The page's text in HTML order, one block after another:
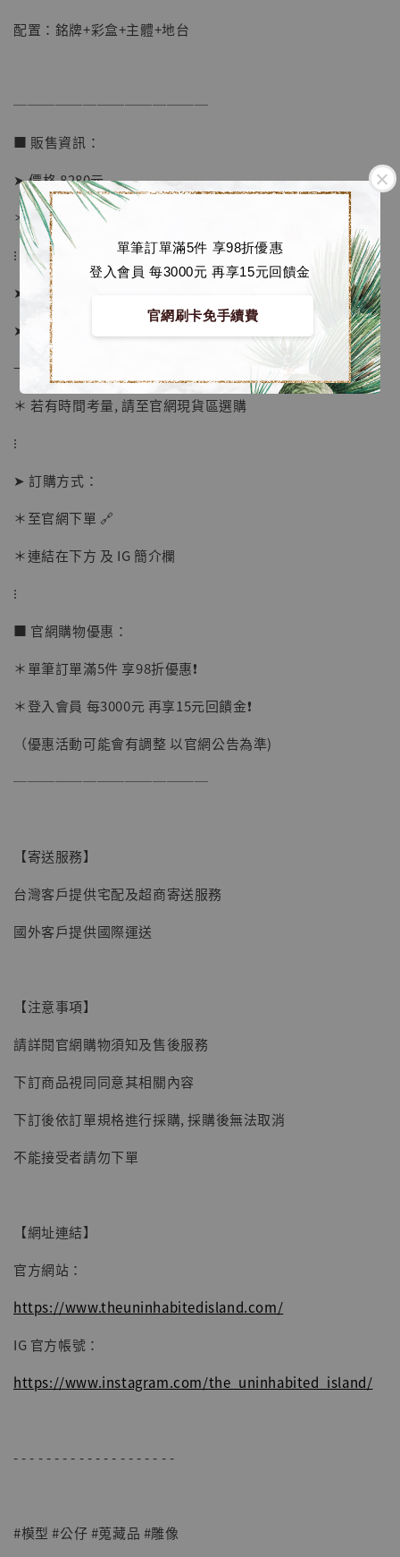
單筆訂單滿5件 享98折優惠
登入會員 每3000元 再享15元回饋金
官網刷卡免手續費
【現貨】BJSTUDIO 1/6系列可動蒐藏人偶 讓
子彈飛 鵝城縣長 張麻子 [BK01]
NT$ 4,980
配置：銘牌+彩盒+主體+地台
──────────────
■ 販售資訊：
➤ 價格 8280元
＊ 國際運費另計
⁝
➤ 預購截止日：待工作室通知
➤ 預計發貨日：下單後約1個月 (僅供參考)
→ 若有提前或延後則以廠商實際發貨時間為準
＊ 若有時間考量, 請至官網現貨區選購
⁝
➤ 訂購方式：
＊至官網下單 🔗
＊連結在下方 及 IG 簡介欄
⁝
■ 官網購物優惠：
＊單筆訂單滿5件 享98折優惠❗️
＊登入會員 每3000元 再享15元回饋金❗️
（優惠活動可能會有調整 以官網公告為準)
──────────────
【寄送服務】
台灣客戶提供宅配及超商寄送服務
國外客戶提供國際運送
【注意事項】
請詳閱官網購物須知及售後服務
下訂商品視同同意其相關內容
下訂後依訂單規格進行採購, 採購後無法取消
不能接受者請勿下單
【網址連結】
官方網站：
https://www.theuninhabitedisland.com/
IG 官方帳號：
https://www.instagram.com/the_uninhabited_island/
- - - - - - - - - - - - - - - - - - - -
#模型 #公仔 #蒐藏品 #雕像